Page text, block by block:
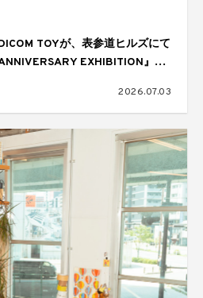
TOYが、表参道ヒルズにて
EXHIBITION』を
2026.07.03